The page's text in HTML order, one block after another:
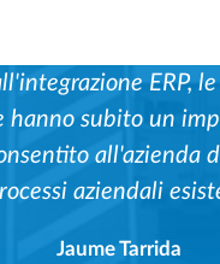
ERP,
hanno subito un
all'azienda
aziendali
Jaume Tarrida